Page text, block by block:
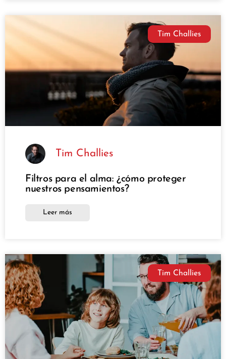
Tim Challies
Tim Challies
Filtros para el alma: ¿cómo proteger
nuestros pensamientos?
Leer más
Tim Challies